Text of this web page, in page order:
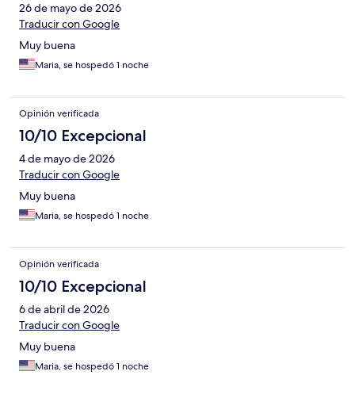
26 de mayo de 2026
Traducir con Google
Muy buena
Maria, se hospedó 1 noche
Opinión verificada
10/10 Excepcional
4 de mayo de 2026
Traducir con Google
Muy buena
Maria, se hospedó 1 noche
Opinión verificada
10/10 Excepcional
6 de abril de 2026
Traducir con Google
Muy buena
Maria, se hospedó 1 noche